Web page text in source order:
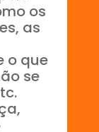
os
as
o que
se